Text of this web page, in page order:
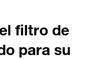
filtro de
para su